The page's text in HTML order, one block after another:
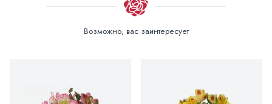
Возможно, вас заинтересует